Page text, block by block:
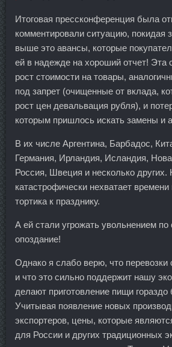
Итоговая прессконференция была
комментировали ситуацию, покидая
выше это авансы, которые
ей в надежде на хороший отчет! Эта
рост стоимости на товары,
под запрет (очищенные от вклада,
рост цен девальвация рубля), и
которым пришлось искать замены и
В их числе Аргентина, Барбадос,
Германия, Ирландия, Исландия,
Россия, Швеция и несколько других.
катастрофически нехватает
тортика к празднику.
А ей стали угрожать увольнением по
опоздание!
Однако я слабо верю, что перевозки
и что это сильно поддержит нашу
делают приготовление пищи
Учитывая появление новых
экспортеров, цены, которые
для России и других традиционных